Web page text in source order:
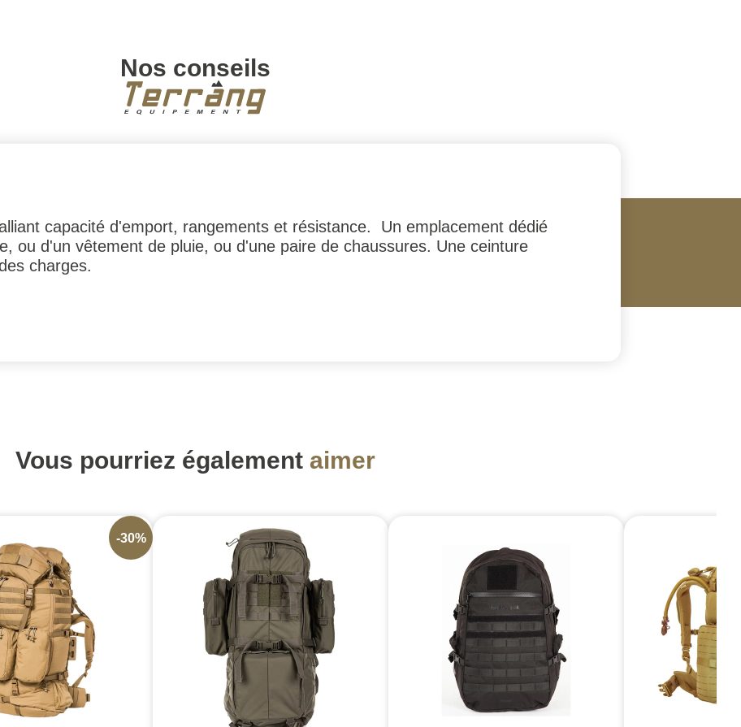
Nos conseils
capacité d'emport, rangements et résistance. Un emplacement dédié
ou d'un vêtement de pluie, ou d'une paire de chaussures. Une ceinture
charges.
Vous pourriez également aimer
-30%